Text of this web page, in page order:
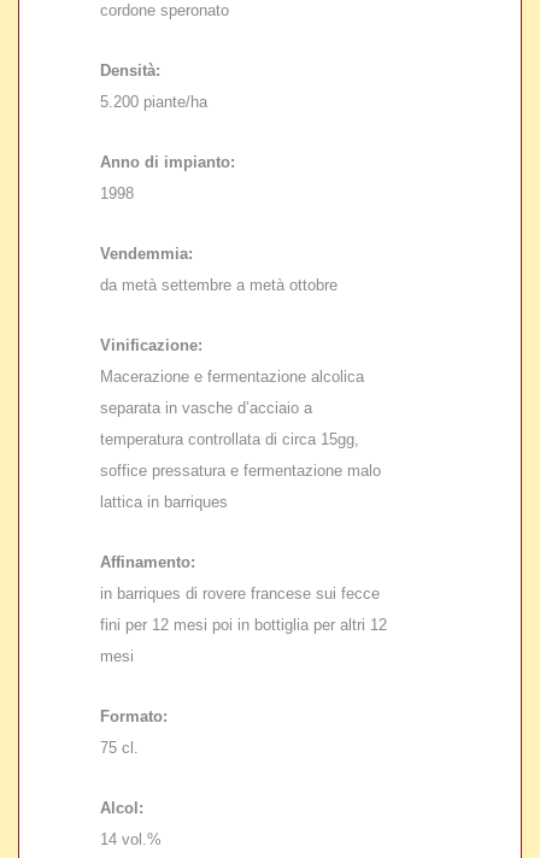
cordone speronato
Densità:
5.200 piante/ha
Anno di impianto:
1998
Vendemmia:
da metà settembre a metà ottobre
Vinificazione:
Macerazione e fermentazione alcolica
separata in vasche d’acciaio a
temperatura controllata di circa 15gg,
soffice pressatura e fermentazione malo
lattica in barriques
Affinamento:
in barriques di rovere francese sui fecce
fini per 12 mesi poi in bottiglia per altri 12
mesi
Formato:
75 cl.
Alcol:
14 vol.%